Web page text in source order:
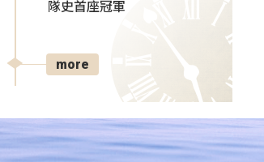
隊史首座冠軍
more